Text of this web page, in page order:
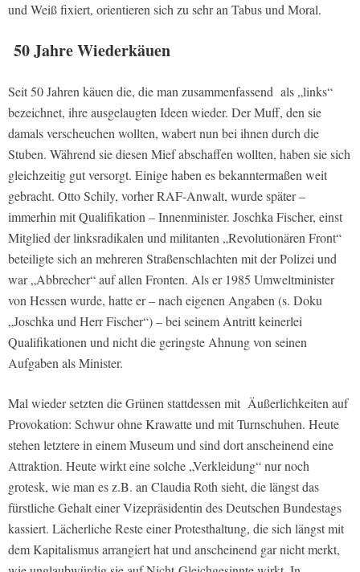
und Weiß fixiert, orientieren sich zu sehr an Tabus und Moral.
50 Jahre Wiederkäuen
Seit 50 Jahren käuen die, die man zusammenfassend als „links“
bezeichnet, ihre ausgelaugten Ideen wieder. Der Muff, den sie
damals verscheuchen wollten, wabert nun bei ihnen durch die
Stuben. Während sie diesen Mief abschaffen wollten, haben sie sich
gleichzeitig gut versorgt. Einige haben es bekanntermaßen weit
gebracht. Otto Schily, vorher RAF-Anwalt, wurde später –
immerhin mit Qualifikation – Innenminister. Joschka Fischer, einst
Mitglied der linksradikalen und militanten „Revolutionären Front“
beteiligte sich an mehreren Straßenschlachten mit der Polizei und
war „Abbrecher“ auf allen Fronten. Als er 1985 Umweltminister
von Hessen wurde, hatte er – nach eigenen Angaben (s. Doku
„Joschka und Herr Fischer“) – bei seinem Antritt keinerlei
Qualifikationen und nicht die geringste Ahnung von seinen
Aufgaben als Minister.
Mal wieder setzten die Grünen stattdessen mit Äußerlichkeiten auf
Provokation: Schwur ohne Krawatte und mit Turnschuhen. Heute
stehen letztere in einem Museum und sind dort anscheinend eine
Attraktion. Heute wirkt eine solche „Verkleidung“ nur noch
grotesk, wie man es z.B. an Claudia Roth sieht, die längst das
fürstliche Gehalt einer Vizepräsidentin des Deutschen Bundestags
kassiert. Lächerliche Reste einer Protesthaltung, die sich längst mit
dem Kapitalismus arrangiert hat und anscheinend gar nicht merkt,